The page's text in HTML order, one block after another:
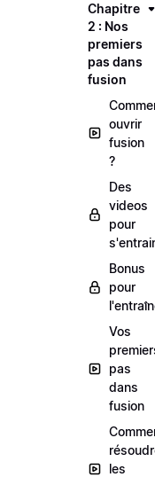
Chapitre
2 : Nos
premiers
pas dans
fusion
ouvrir
fusion
?
Des
videos
pour
Bonus
pour
Vos
pas
dans
fusion
les